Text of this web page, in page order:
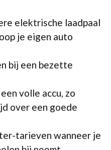
elektrische laadpaal
je eigen auto
bij een bezette
volle accu, zo
over een goede
tarieven wanneer je